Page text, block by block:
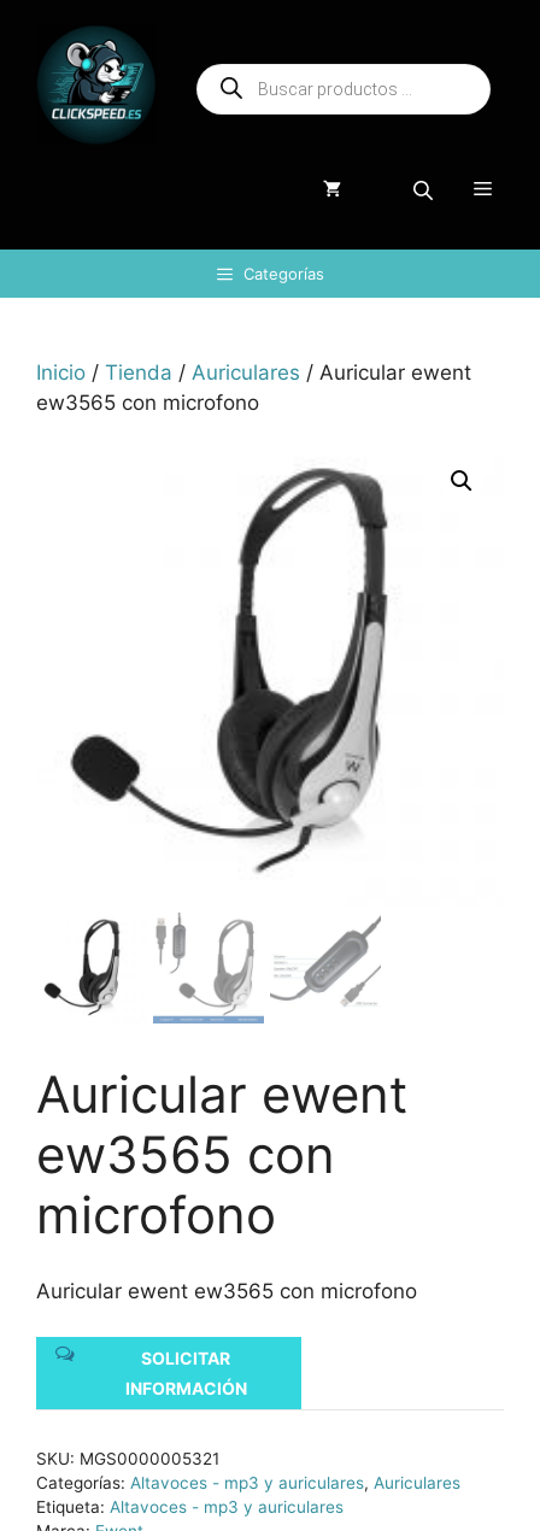
contenido
Búsqueda
de
productos
Menú
Categorías
Inicio / Tienda / Auriculares / Auricular ewent
ew3565 con microfono
Auricular ewent
ew3565 con
microfono
Auricular ewent ew3565 con microfono
SOLICITAR
INFORMACIÓN
SKU: MGS0000005321
Categorías: Altavoces - mp3 y auriculares, Auriculares
Etiqueta: Altavoces - mp3 y auriculares